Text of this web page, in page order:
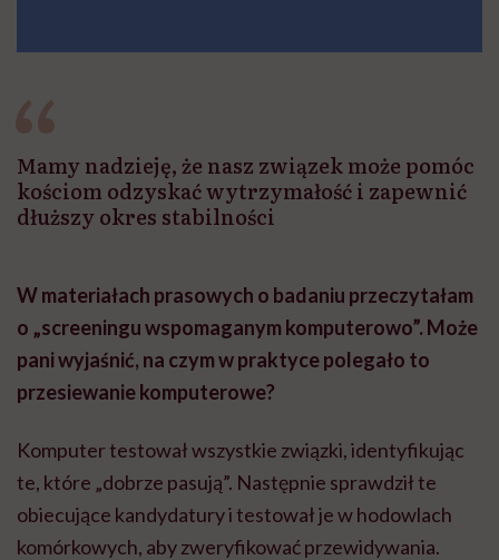
Mamy nadzieję, że nasz związek może pomóc
kościom odzyskać wytrzymałość i zapewnić
dłuższy okres stabilności
W materiałach prasowych o badaniu przeczytałam
o „screeningu wspomaganym komputerowo”. Może
pani wyjaśnić, na czym w praktyce polegało to
przesiewanie komputerowe?
Komputer testował wszystkie związki, identyfikując
te, które „dobrze pasują”. Następnie sprawdził te
obiecujące kandydatury i testował je w hodowlach
komórkowych, aby zweryfikować przewidywania.